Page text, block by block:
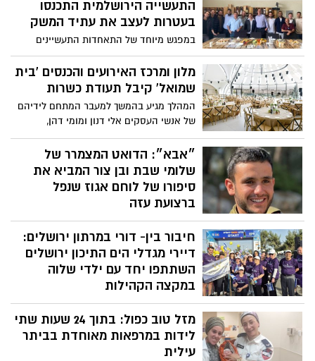
להיות חלק מהצוות המטפל
המלצות לתחליפים בריאים יותר שיאפשרו
הבריאות
התעשייה הירושלמית התכנסו
בעטרות לעצב את עתיד המשק
במפגש מיוחד של התאחדות התעשיינים
במרחב ירושלים שנערך ב”יקבי ירושלים”, דנו
בני ובנות דור ההמשך בהעברת הנהגה,
חדשנות עסקית והמשך הצמיחה התעשייתית
מלון ומרכז האירועים והכנסים 'בית
שמואל' קיבל תעודת כשרות
המהלך מגיע בהמשך למעבר המתחם לידיהם
של אנשי העסקים אלי דנון ומומי דהן,
ובניהולה של המנכ"לית עדי בן-שטרית. המלון
ומרכז הכנסים נחנכו לאחרונה מחדש, לאחר
שעברו תהליך שיפוץ רחב היקף בהשקעה של
עשרות מיליוני שקלים
״אבא״: הדואט המצמרר של
שלומי שבת ובן צור המביא את
סיפורו של לוחם אגוז שנפל
ברצועת עזה
האירוע המרכזי "זוכרים, שרים ומספרים"
שיתקיים בבריכת הסולטן בערב יום הזיכרון
הקרוב יארח את מיטב אמני ישראל. אחד
מרגעי השיא של הטקס יוקדש לסמל ריף
הרוש ז"ל, דרך יומן הזיכרון של אביו וביצוע
משותף ומרגש של שלומי שבת ובן צור,
חיבור בין- דורי במרתון ירושלים:
דיירי מגדלי הים התיכון ירושלים
השתתפו יחד עם ילדי שלוה
במקצה הקהילות
במרתון ירושלים שנערך בשישי האחרון, דיירי
מגדלי הים התיכון בבירה שילבו כוחות עם
ארגון שלוה המטפל בילדים עם צרכים
מיוחדים. החיבור המרגש של דיירי הבית עם
מזל טוב כפול: בתוך 24 שעות שתי
לידות במרפאות מאוחדת בביתר
עילית